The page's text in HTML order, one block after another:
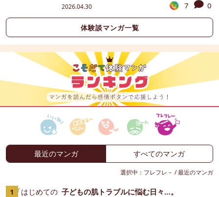
2026.04.30 7 0
体験談マンガ一覧
最近のマンガ すべてのマンガ
選択中： フレフレ－ /最近のマンガ
子どもの肌トラブルに悩む日々…。